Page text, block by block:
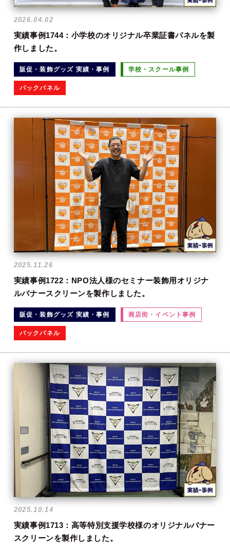
2026.04.02
実績事例1744：小学校のオリジナル卒業証書パネルを製
作しました。
販促・装飾グッズ 実績・事例 学校・スクール事例
バックパネル
2025.11.26
実績事例1722：NPO法人様のセミナー装飾用オリジナ
ルバナースクリーンを製作しました。
販促・装飾グッズ 実績・事例 商店街・イベント事例
バックパネル
2025.10.14
実績事例1713：高等特別支援学校様のオリジナルバナー
スクリーンを製作しました。